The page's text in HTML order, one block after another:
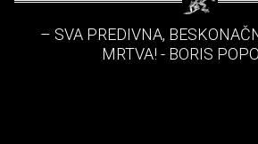
– SVA PREDIVNA,
MRTVA! - BORIS